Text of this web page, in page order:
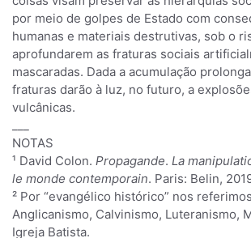
por meio de golpes de Estado com
humanas e materiais destrutivas, sob o
aprofundarem as fraturas sociais
mascaradas. Dada a acumulação
fraturas darão à luz, no futuro, a
vulcânicas.
NOTAS
¹ David Colon. Propagande. La
le monde contemporain. Paris: Belin,
² Por “evangélico histórico” nos
Anglicanismo, Calvinismo, Luteranismo,
Igreja Batista.